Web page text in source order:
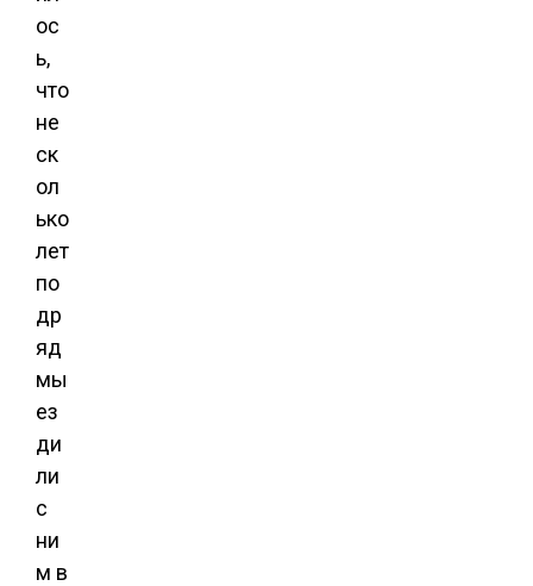
ос
ь,
что
не
ск
ол
ько
лет
по
др
яд
мы
ез
ди
ли
с
ни
м в